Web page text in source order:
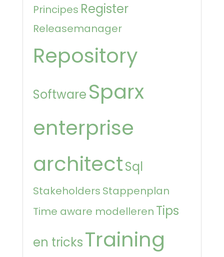
Principes Register
Releasemanager
Repository
Software Sparx
enterprise
architectSql
Stakeholders Stappenplan
Time aware modelleren Tips
en tricksTraining